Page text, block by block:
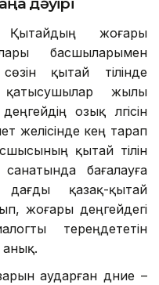
қоса Шанхайда
жасанды интеллект
ашылуында Қытай
кейін сөз
формат - екі ел
деңгейін және
сыртқы
білдіретін саяси
дәуірі
жоғары
басшыларымен
қытай тілінде